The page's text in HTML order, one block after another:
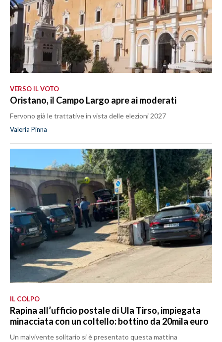
VERSO IL VOTO
Oristano, il Campo Largo apre ai moderati
Fervono già le trattative in vista delle elezioni 2027
Valeria Pinna
IL COLPO
Rapina all’ufficio postale di Ula Tirso, impiegata
minacciata con un coltello: bottino da 20mila euro
Un malvivente solitario si è presentato questa mattina